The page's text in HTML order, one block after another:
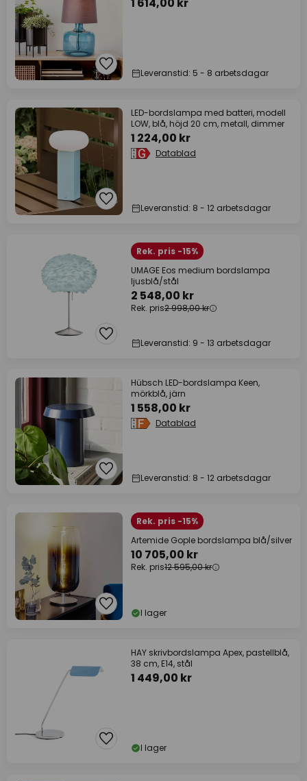
Leveranstid: 5 - 8 arbetsdagar
LED-bordslampa med batteri, modell
LOW, blå, höjd 20 cm, metall, dimmer
1 224,00 kr
Datablad
Leveranstid: 8 - 12 arbetsdagar
Rek. pris -15%
UMAGE Eos medium bordslampa
ljusblå/stål
2 548,00 kr
Rek. pris2 998,00 kr
Leveranstid: 9 - 13 arbetsdagar
Hübsch LED-bordslampa Keen,
mörkblå, järn
1 558,00 kr
Datablad
Leveranstid: 8 - 12 arbetsdagar
Rek. pris -15%
Artemide Gople bordslampa blå/silver
10 705,00 kr
Rek. pris12 595,00 kr
I lager
HAY skrivbordslampa Apex, pastellblå,
38 cm, E14, stål
1 449,00 kr
I lager